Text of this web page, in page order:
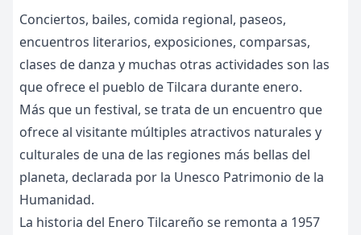
Conciertos, bailes, comida regional, paseos,
encuentros literarios, exposiciones, comparsas,
clases de danza y muchas otras actividades son las
que ofrece el pueblo de Tilcara durante enero.
Más que un festival, se trata de un encuentro que
ofrece al visitante múltiples atractivos naturales y
culturales de una de las regiones más bellas del
planeta, declarada por la Unesco Patrimonio de la
Humanidad.
La historia del Enero Tilcareño se remonta a 1957